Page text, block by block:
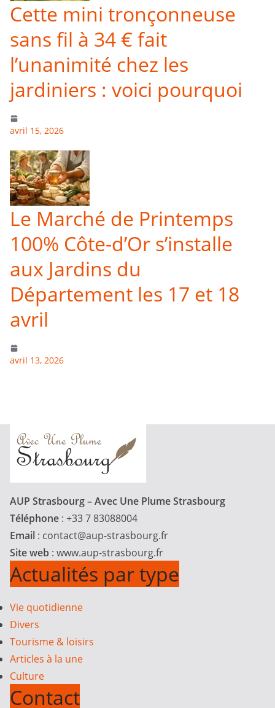
Cette mini tronçonneuse
sans fil à 34 € fait
l’unanimité chez les
jardiniers : voici pourquoi
avril 15, 2026
Le Marché de Printemps
100% Côte-d’Or s’installe
aux Jardins du
Département les 17 et 18
avril
avril 13, 2026
AUP Strasbourg – Avec Une Plume Strasbourg
Téléphone : +33 7 83088004
Email : contact@aup-strasbourg.fr
Site web : www.aup-strasbourg.fr
Actualités par type
Vie quotidienne
Divers
Tourisme & loisirs
Articles à la une
Culture
Contact